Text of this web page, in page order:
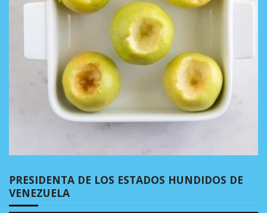
PRESIDENTA DE LOS ESTADOS HUNDIDOS DE
VENEZUELA